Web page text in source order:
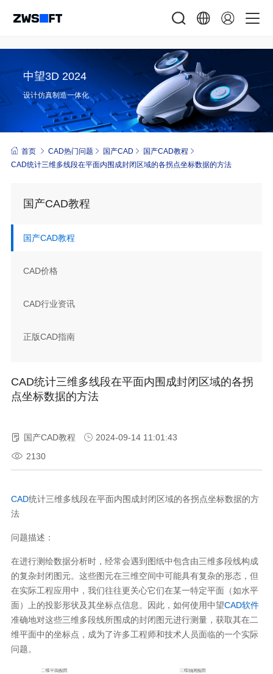
中望3D 2024
设计仿真制造一体化
首页 CAD热门问题 国产CAD
国产CAD教程
CAD统计三维多线段在平面内围成封闭区域的各拐点坐标数据的方法
国产CAD教程
国产CAD教程
CAD价格
CAD行业资讯
正版CAD指南
CAD统计三维多线段在平面内围成封闭区域的各拐
点坐标数据的方法
国产CAD教程
2024-09-14 11:01:43
2130
CAD统计三维多线段在平面内围成封闭区域的各拐点坐标数据的方
法
问题描述：
在进行测绘数据分析时，经常会遇到图纸中包含由三维多段线构成
的复杂封闭图元。这些图元在三维空间中可能具有复杂的形态，但
在实际工程应用中，我们往往更关心它们在某一特定平面（如水平
面）上的投影形状及其坐标点信息。因此，如何使用中望CAD软件
准确地对这些三维多段线所围成的封闭图元进行测量，获取其在二
维平面中的坐标点，成为了许多工程师和技术人员面临的一个实际
问题。